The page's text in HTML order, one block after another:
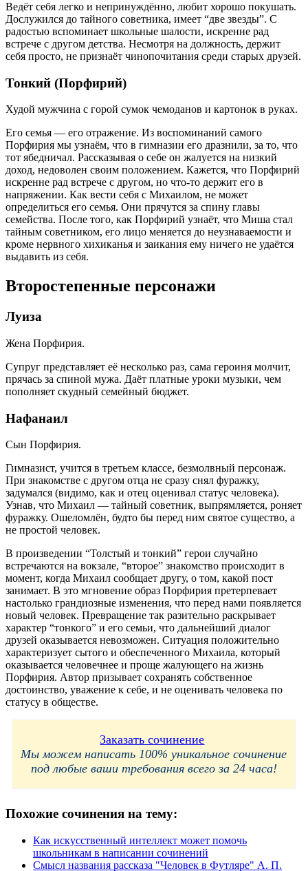
Ведёт себя легко и непринуждённо, любит хорошо покушать.
Дослужился до тайного советника, имеет “две звезды”. С
радостью вспоминает школьные шалости, искренне рад
встрече с другом детства. Несмотря на должность, держит
себя просто, не признаёт чинопочитания среди старых друзей.
Тонкий (Порфирий)
Худой мужчина с горой сумок чемоданов и картонок в руках.
Его семья — его отражение. Из воспоминаний самого
Порфирия мы узнаём, что в гимназии его дразнили, за то, что
тот ябедничал. Рассказывая о себе он жалуется на низкий
доход, недоволен своим положением. Кажется, что Порфирий
искренне рад встрече с другом, но что-то держит его в
напряжении. Как вести себя с Михаилом, не может
определиться его семья. Они прячутся за спину главы
семейства. После того, как Порфирий узнаёт, что Миша стал
тайным советником, его лицо меняется до неузнаваемости и
кроме нервного хихиканья и заикания ему ничего не удаётся
выдавить из себя.
Второстепенные персонажи
Луиза
Жена Порфирия.
Супруг представляет её несколько раз, сама героиня молчит,
прячась за спиной мужа. Даёт платные уроки музыки, чем
пополняет скудный семейный бюджет.
Нафанаил
Сын Порфирия.
Гимназист, учится в третьем классе, безмолвный персонаж.
При знакомстве с другом отца не сразу снял фуражку,
задумался (видимо, как и отец оценивал статус человека).
Узнав, что Михаил — тайный советник, выпрямляется, роняет
фуражку. Ошеломлён, будто бы перед ним святое существо, а
не простой человек.
В произведении “Толстый и тонкий” герои случайно
встречаются на вокзале, “второе” знакомство происходит в
момент, когда Михаил сообщает другу, о том, какой пост
занимает. В это мгновение образ Порфирия претерпевает
настолько грандиозные изменения, что перед нами появляется
новый человек. Превращение так разительно раскрывает
характер “тонкого” и его семьи, что дальнейший диалог
друзей оказывается невозможен. Ситуация положительно
характеризует сытого и обеспеченного Михаила, который
оказывается человечнее и проще жалующего на жизнь
Порфирия. Автор призывает сохранять собственное
достоинство, уважение к себе, и не оценивать человека по
статусу в обществе.
Заказать сочинение
Мы можем написать 100% уникальное сочинение
под любые ваши требования всего за 24 часа!
Похожие сочинения на тему:
Как искусственный интеллект может помочь
школьникам в написании сочинений
Смысл названия рассказа "Человек в Футляре" А. П.